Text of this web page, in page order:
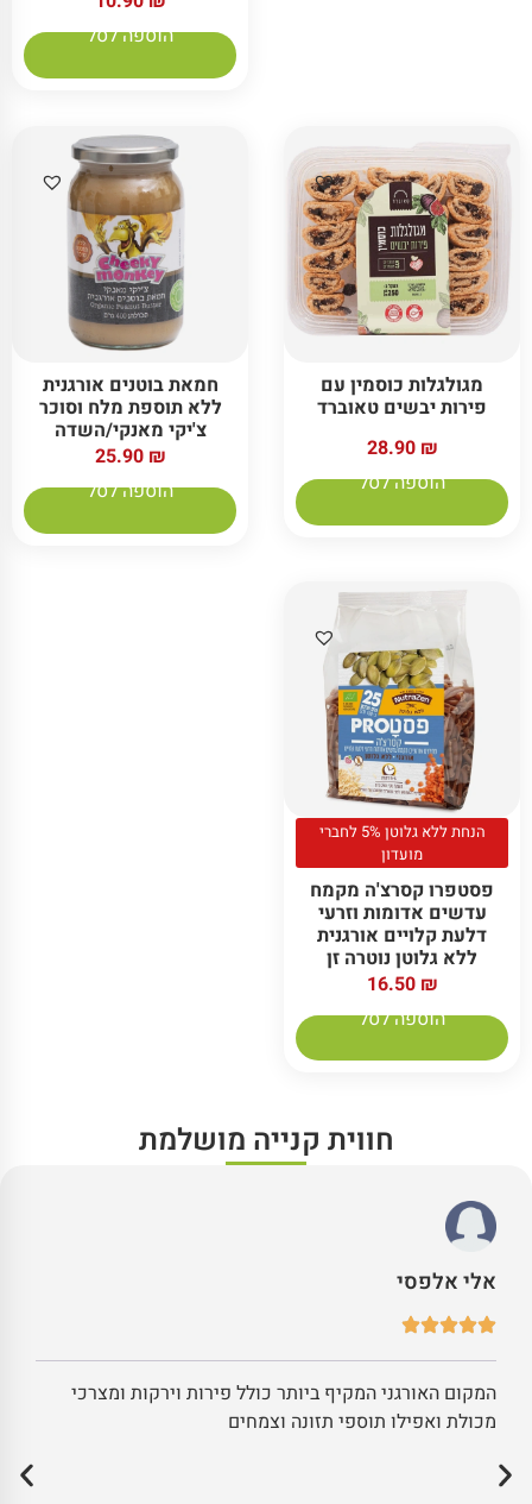
הוספה לסל
מגולגלות כוסמין עם
פירות יבשים טאוברד
28.90 ₪
הוספה לסל
חמאת בוטנים אורגנית
ללא תוספת מלח וסוכר
צ'יקי מאנקי/השדה
25.90 ₪
הוספה לסל
הנחת ללא גלוטן 5% לחברי
מועדון
פסטפרו קסרצ'ה מקמח
עדשים אדומות וזרעי
דלעת קלויים אורגנית
ללא גלוטן נוטרה זן
16.50 ₪
הוספה לסל
חווית קנייה מושלמת
אלי אלפסי
המקום האורגני המקיף ביותר כולל פירות וירקות ומצרכי
מכולת ואפילו תוספי תזונה וצמחים